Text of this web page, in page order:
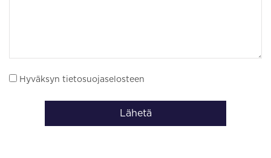
Hyväksyn tietosuojaselosteen
Lähetä